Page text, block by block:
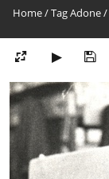
Home/TagAdone/